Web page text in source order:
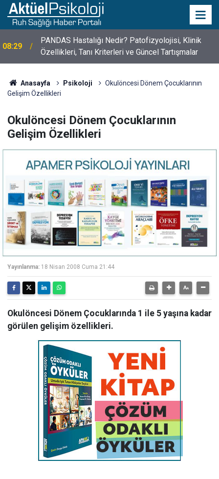
10:30
10 Mayıs Psikologlar Günü Nasıl Ortaya Çıktı? 10
Mayıs Tarihinin Hikayesi
Anasayfa Psikoloji
Okulöncesi Dönem Çocuklarının
Gelişim Özellikleri
Okulöncesi Dönem Çocuklarının
Gelişim Özellikleri
Yayınlanma: 18 Nisan 2008 Cuma 21:44
Okulöncesi Dönem Çocuklarında 1 ile 5 yaşına kadar
görülen gelişim özellikleri.